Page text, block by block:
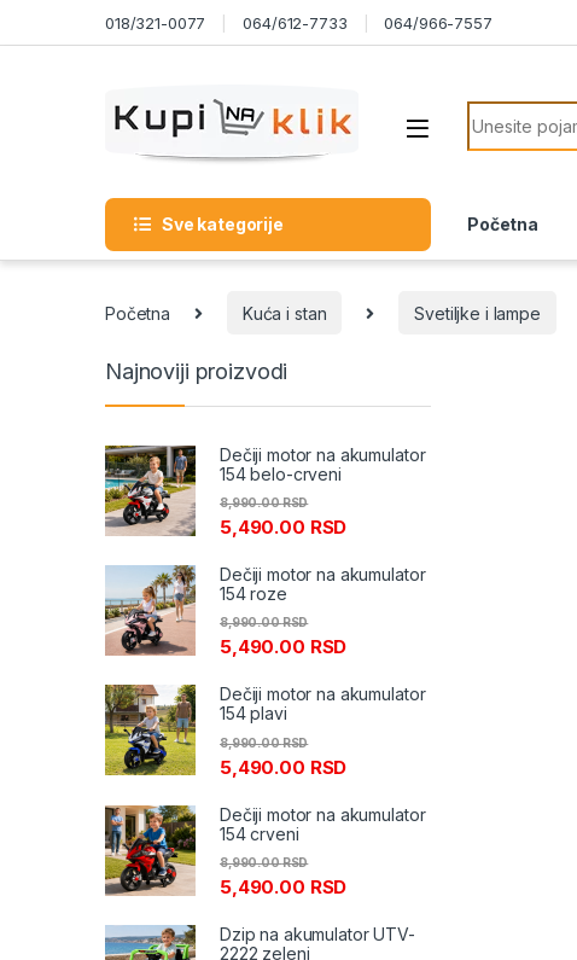
Skip to navigation018/321-0077 064/612-7733 064/966-7557
Search for:
Sve kategorije Početna
Početna Kuća i stan Svetiljke i lampe
Najnoviji proizvodi
Dečiji motor na akumulator
154 belo-crveni
5,490.00 RSD
8,990.00RSD
Dečiji motor na akumulator
154 roze
5,490.00 RSD
8,990.00RSD
Dečiji motor na akumulator
154 plavi
5,490.00 RSD
8,990.00RSD
Dečiji motor na akumulator
154 crveni
5,490.00 RSD
8,990.00RSD
Dzip na akumulator UTV-
2222 zeleni